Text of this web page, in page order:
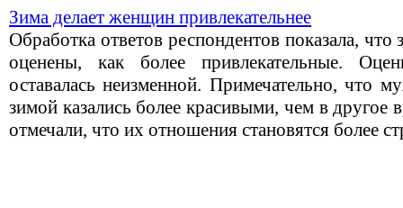
Зима делает женщин привлекательнее
Обработка ответов респондентов показала,
оценены, как более привлекательные.
оставалась неизменной. Примечательно, что
зимой казались более красивыми, чем в
отмечали, что их отношения становятся более